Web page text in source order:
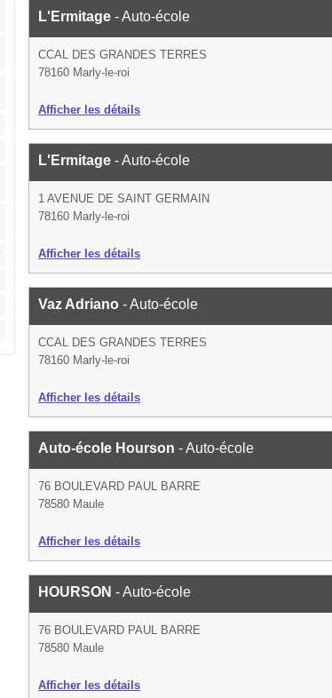
L'Ermitage - Auto-école
CCAL DES GRANDES TERRES
78160 Marly-le-roi
Afficher les détails
L'Ermitage - Auto-école
1 AVENUE DE SAINT GERMAIN
78160 Marly-le-roi
Afficher les détails
Vaz Adriano - Auto-école
CCAL DES GRANDES TERRES
78160 Marly-le-roi
Afficher les détails
Auto-école Hourson - Auto-école
76 BOULEVARD PAUL BARRE
78580 Maule
Afficher les détails
HOURSON - Auto-école
76 BOULEVARD PAUL BARRE
78580 Maule
Afficher les détails